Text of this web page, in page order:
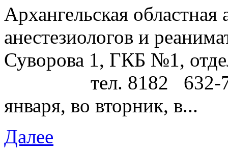
Архангельская областная
анестезиологов и
Суворова 1, ГКБ №1,
тел. 8182 632-
января, во вторник, в...
Далее